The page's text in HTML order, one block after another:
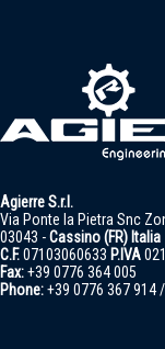
Agierre S.r.l.
Via Ponte la Pietra Snc
03043 -Cassino (FR) Italia
C.F.07103060633 P.IVA
Fax:+39 0776 364 005
Phone:+39 0776 367 914